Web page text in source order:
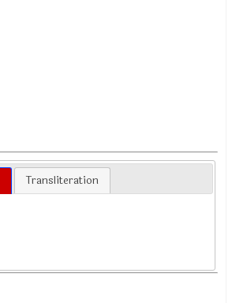
Transliteration